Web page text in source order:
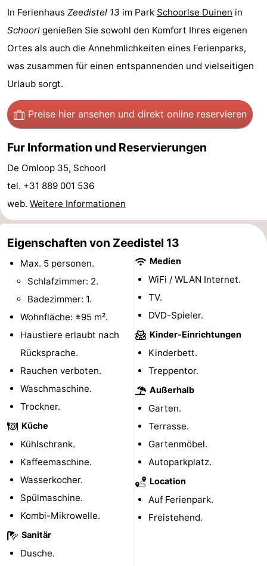
Reiten
-
Surfen
-
Sportangeln
Essen
trinken
Praktisch
Forum
Route
-
Medizin
Nordholland
Natur
Duinen
-
Alkmaar
-
Egmond
aan
Zee
Noordhollands
duinreservaat
-
Wijk
In Ferienhaus Zeedistel 13 im Park Schoorlse Duinen in
Schoorl genießen Sie sowohl den Komfort Ihres eigenen
Ortes als auch die Annehmlichkeiten eines Ferienparks,
was zusammen für einen entspannenden und vielseitigen
Urlaub sorgt.
Preise hier ansehen und direkt online reservieren
Fur Information und Reservierungen
De Omloop 35, Schoorl
tel. +31 889 001 536
web. Weitere Informationen
Eigenschaften von Zeedistel 13
Max. 5 personen.
Schlafzimmer: 2.
Badezimmer: 1.
Wohnfläche: ±95 m².
Haustiere erlaubt nach
Rücksprache.
Rauchen verboten.
Waschmaschine.
Trockner.
Küche
Kühlschrank.
Kaffeemaschine.
Wasserkocher.
Spülmaschine.
Kombi-Mikrowelle.
Sanitär
Dusche.
Medien
WiFi / WLAN Internet.
TV.
DVD-Spieler.
Kinder-Einrichtungen
Kinderbett.
Treppentor.
Außerhalb
Garten.
Terrasse.
Gartenmöbel.
Autoparkplatz.
Location
Auf Ferienpark.
Freistehend.